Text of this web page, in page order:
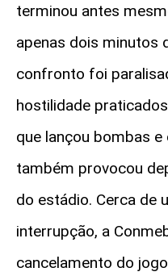
terminou antes
apenas dois minutos
confronto foi
hostilidade
que lançou bombas
também provocou
do estádio. Cerca de
interrupção, a
cancelamento do